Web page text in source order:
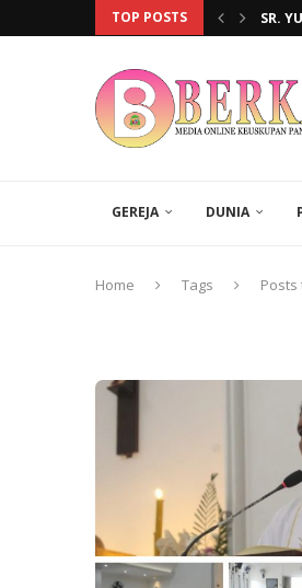
TOP POSTS
SR.
GEREJA DUNIA
Home Tags Posts